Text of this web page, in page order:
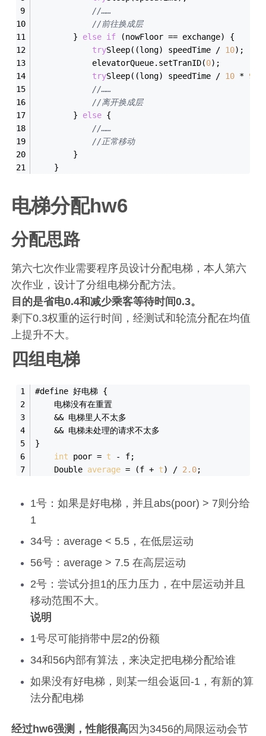
//……
//前往换成层
        }
else if (nowFloor == exchange) {
trySleep((long) speedTime / 10);
            elevatorQueue.set
TranID(0) ;
trySleep((long) speedTime / 10 * 9
//……
//离开换成层
        }
else {
//……
//正常移动
        }
    }
电梯分配hw6
分配思路
第六七次作业需要程序员设计分配电梯，本人第六
次作业，设计了分组电梯分配方法。
目的是省电0.4和减少乘客等待时间0.3。
剩下0.3权重的运行时间，经测试和轮流分配在均值
上提升不大。
四组电梯
#define 好电梯 {
    电梯没有在重置
    && 电梯里人不太多
    && 电梯未处理的请求不太多
}
int poor = t - f;
    Double
average = (f + t) / 2.0;
1号：如果是好电梯，并且abs(poor) > 7则分给
1
34号：average < 5.5，在低层运动
56号：average > 7.5 在高层运动
2号：尝试分担1的压力压力，在中层运动并且
移动范围不大。
说明
1号尽可能捎带中层2的份额
34和56内部有算法，来决定把电梯分配给谁
如果没有好电梯，则某一组会返回-1，有新的算
法分配电梯
经过hw6强测，性能很高因为3456的局限运动会节